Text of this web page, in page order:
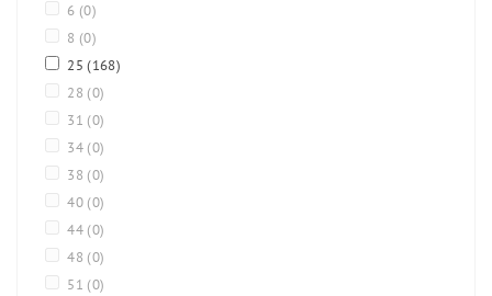
6 (0)
8 (0)
25(168)
28 (0)
31 (0)
34 (0)
38 (0)
40 (0)
44 (0)
48 (0)
51 (0)